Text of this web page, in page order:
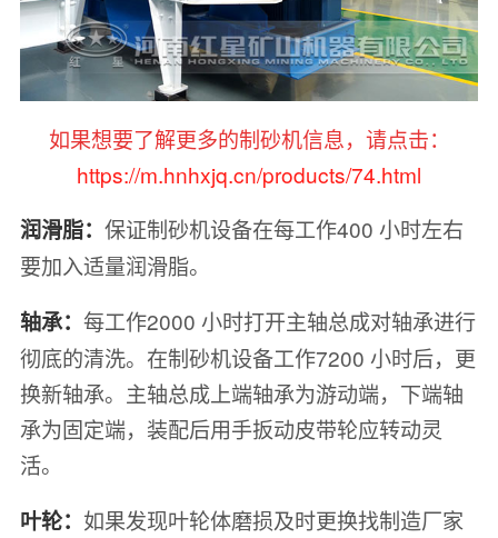
如果想要了解更多的制砂机信息，请点击：
https://m.hnhxjq.cn/products/74.html
润滑脂： 保证制砂机设备在每工作400 小时左右
要加入适量润滑脂。
轴承： 每工作2000 小时打开主轴总成对轴承进行
彻底的清洗。在制砂机设备工作7200 小时后，更
换新轴承。主轴总成上端轴承为游动端，下端轴
承为固定端，装配后用手扳动皮带轮应转动灵
活。
叶轮： 如果发现叶轮体磨损及时更换找制造厂家